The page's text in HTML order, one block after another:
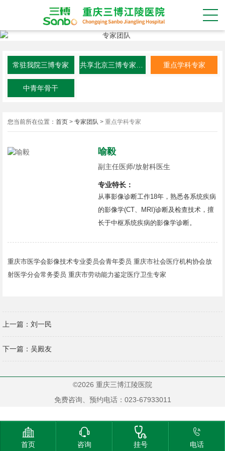
常驻我院三博专家 重点学科专家
中青年骨干
您当前所在位置： 首页 > 专家团队 > 重点学科专家
喻毅
副主任医师/放射科医生
专业特长：
从事影像诊断工作18年，熟悉各系统疾病
的影像学(CT、MRI)诊断及检查技术，擅
长于中枢系统疾病的影像学诊断。
重庆市医学会影像技术专业委员会青年委员 重庆市社会医疗机构协会放
射医学分会常务委员 重庆市劳动能力鉴定医疗卫生专家
上一篇： 刘一民
下一篇： 吴殿友
©2026 重庆三博江陵医院
免费咨询、预约电话：023-67933011

首页

咨询

挂号

电话